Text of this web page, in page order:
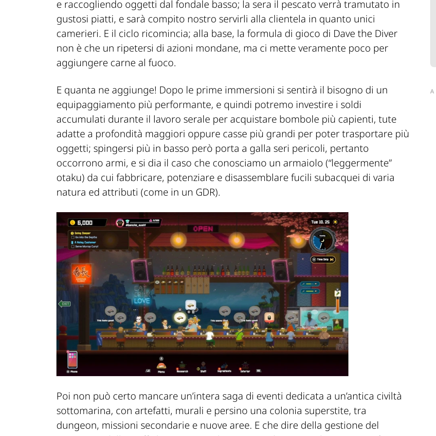
e raccogliendo oggetti dal fondale basso; la sera il pescato verrà tramutato in
gustosi piatti, e sarà compito nostro servirli alla clientela in quanto unici
camerieri. E il ciclo ricomincia; alla base, la formula di gioco di Dave the Diver
non è che un ripetersi di azioni mondane, ma ci mette veramente poco per
aggiungere carne al fuoco.
E quanta ne aggiunge! Dopo le prime immersioni si sentirà il bisogno di un
equipaggiamento più performante, e quindi potremo investire i soldi
accumulati durante il lavoro serale per acquistare bombole più capienti, tute
adatte a profondità maggiori oppure casse più grandi per poter trasportare più
oggetti; spingersi più in basso però porta a galla seri pericoli, pertanto
occorrono armi, e si dia il caso che conosciamo un armaiolo (“leggermente”
otaku) da cui fabbricare, potenziare e disassemblare fucili subacquei di varia
natura ed attributi (come in un GDR).
Poi non può certo mancare un’intera saga di eventi dedicata a un’antica civiltà
sottomarina, con artefatti, murali e persino una colonia superstite, tra
dungeon, missioni secondarie e nuove aree. E che dire della gestione del